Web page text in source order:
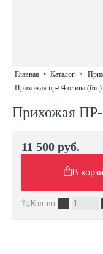
главная • каталог >
прихожая пр-04 олива (бтс)
Прихожая
11 500 руб.
В
Кол-во: